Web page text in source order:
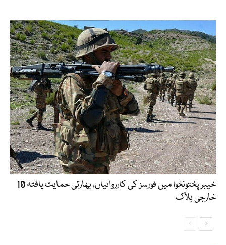
خیبرپختونخوا میں فورسز کی کارروائیاں، بھارتی حمایت یافتہ 10
خارجی ہلاک